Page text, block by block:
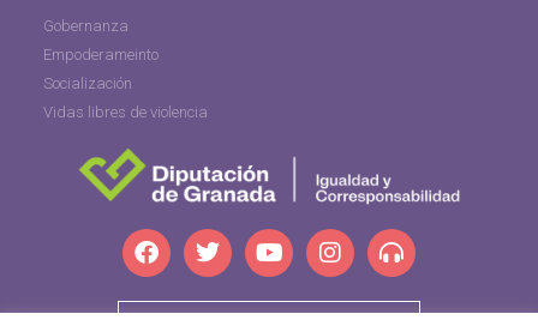
Gobernanza
Empoderameinto
Socialización
Vidas libres de violencia